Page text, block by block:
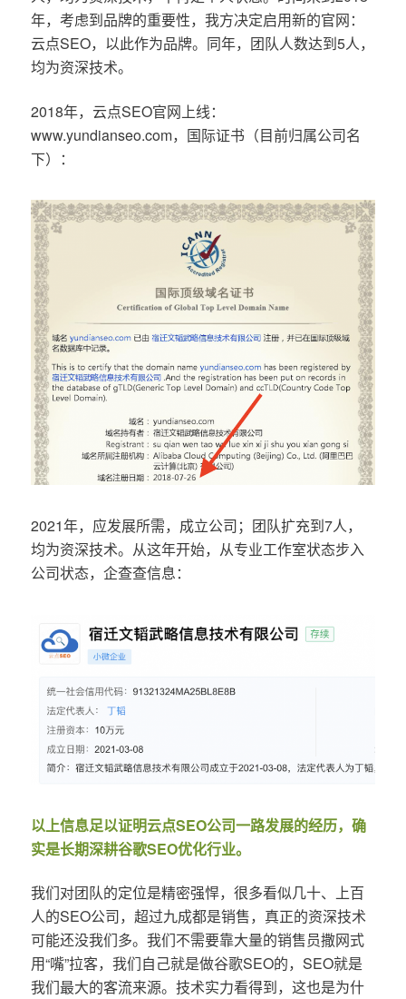
年，考虑到品牌的重要性，我方决定启用新的官网：
云点SEO，以此作为品牌。同年，团队人数达到5人，
均为资深技术。
2018年，云点SEO官网上线：
www.yundianseo.com，国际证书（目前归属公司名
下）：
2021年，应发展所需，成立公司；团队扩充到7人，
均为资深技术。从这年开始，从专业工作室状态步入
公司状态，企查查信息：
以上信息足以证明云点SEO公司一路发展的经历，确
实是长期深耕谷歌SEO优化行业。
我们对团队的定位是精密强悍，很多看似几十、上百
人的SEO公司，超过九成都是销售，真正的资深技术
可能还没我们多。我们不需要靠大量的销售员撒网式
用“嘴”拉客，我们自己就是做谷歌SEO的，SEO就是
我们最大的客流来源。技术实力看得到，这也是为什